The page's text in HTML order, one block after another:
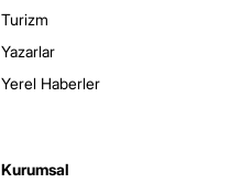
Turizm
Yazarlar
Yerel Haberler
Kurumsal